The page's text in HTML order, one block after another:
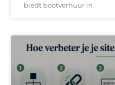
biedt bootverhuur in